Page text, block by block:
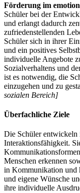
Förderung im
Schüler bei der
und erlangt dadurch
zufriedenstellenden
Schüler sich in ihrer
und ein positives
individuelle Angebote
Sozialverhaltens und
ist es notwendig, die
einzugehen und zu
sozialen Bereich]
Überfachliche Ziele
Die Schüler
Interaktionsfähigkeit.
Menschen erkennen
in Kommunikation und
und eigene Wünsche
ihre individuelle